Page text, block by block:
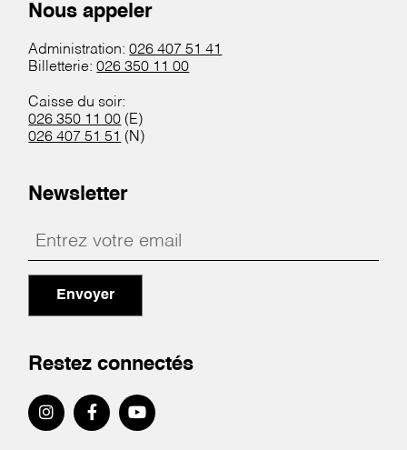
Nous appeler
Administration:026 407 51 41
Billetterie:026 350 11 00
Caisse du soir:
026 350 11 00 (E)
026 407 51 51 (N)
Newsletter
Envoyer
Restez connectés